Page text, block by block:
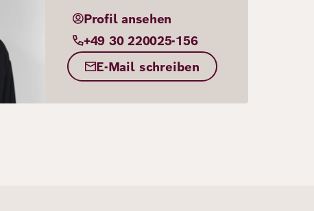
Profil ansehen
+49 30 220025-156
E-Mail schreiben